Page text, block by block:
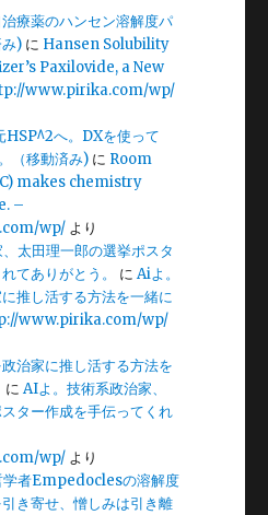
療薬のハンセン溶解度パ
) に Hansen Solubility
Paxilovide, a New
www.pirika.com/wp/
HSP^2へ。DXを使って
（移動済み) に Room
makes chemistry
–
wp/ より
太田理一郎の選挙ポスタ
てありがとう。
にAiよ。
推し活する方法を一緒に
www.pirika.com/wp/
治家に推し活する方法を
にAIよ。技術系政治家、
ター作成を手伝ってくれ
wp/ より
学者Empedoclesの溶解度
き寄せ、憎しみは引き離